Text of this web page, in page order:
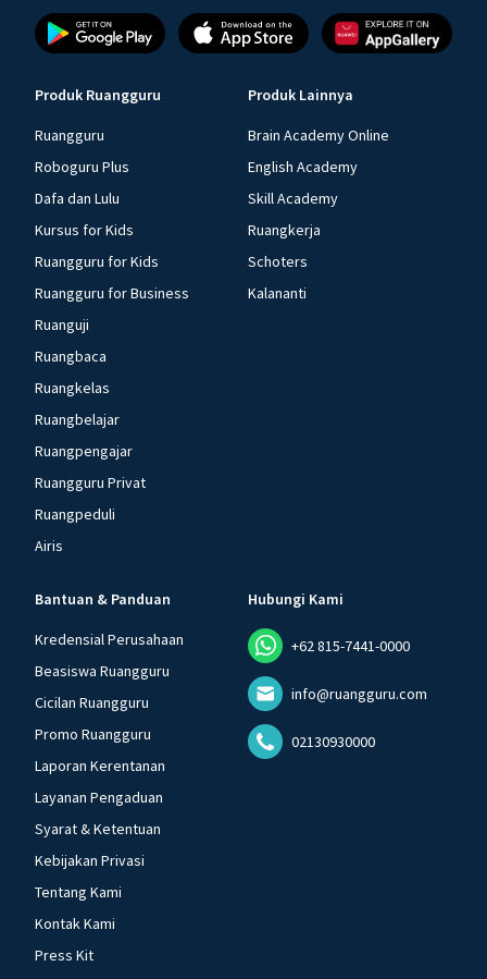
Produk Ruangguru
Ruangguru
Roboguru Plus
Dafa dan Lulu
Kursus for Kids
Ruangguru for Kids
Ruangguru for Business
Ruanguji
Ruangbaca
Ruangkelas
Ruangbelajar
Ruangpengajar
Ruangguru Privat
Ruangpeduli
Airis
Produk Lainnya
Brain Academy Online
English Academy
Skill Academy
Ruangkerja
Schoters
Kalananti
Bantuan & Panduan
Kredensial Perusahaan
Beasiswa Ruangguru
Cicilan Ruangguru
Promo Ruangguru
Laporan Kerentanan
Layanan Pengaduan
Syarat & Ketentuan
Kebijakan Privasi
Tentang Kami
Kontak Kami
Press Kit
Hubungi Kami
+62 815-7441-0000
info@ruangguru.com
02130930000